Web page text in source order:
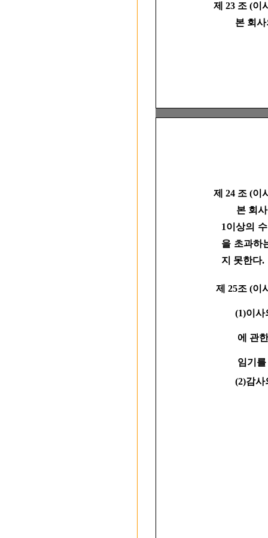
제 23 조 (이
본 회사의
제 24 조 (이
본 회사의
1이상의
을 초과
지 못한다.
제 25조 (이
(1)이사의
에 관한 정
임기를
(2)감사